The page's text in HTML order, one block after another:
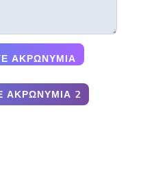
ΑΚΡΩΝΎΜΙΑ
ΑΚΡΩΝΎΜΙΑ 2